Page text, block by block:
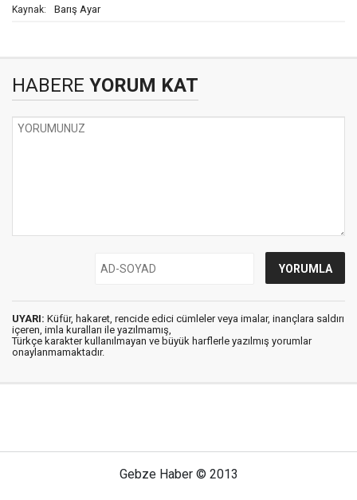
Kaynak: Barış Ayar
HABERE YORUM KAT
UYARI: Küfür, hakaret, rencide edici cümleler veya imalar, inançlara saldırı
içeren, imla kuralları ile yazılmamış,
Türkçe karakter kullanılmayan ve büyük harflerle yazılmış yorumlar
onaylanmamaktadır.
Gebze Haber © 2013